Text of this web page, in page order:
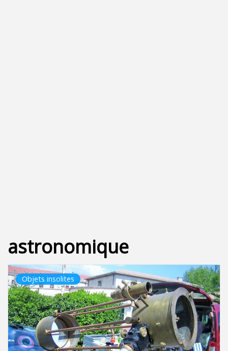
astronomique
Objets insolites